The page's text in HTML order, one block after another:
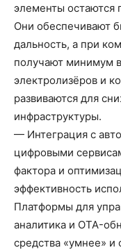
элементы остаются
Они обеспечивают
дальность, а при
получают минимум
электролизёров и
развиваются для
инфраструктуры.
— Интеграция с
цифровыми
фактора и
эффективность
Платформы для
аналитика и OTA-
средства «умнее» и